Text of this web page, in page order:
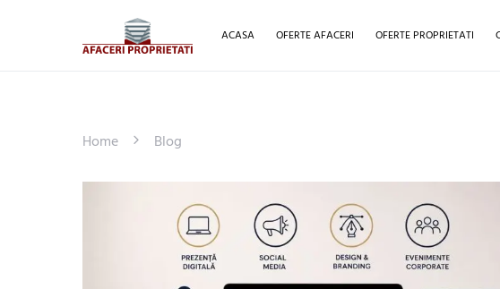
ACASA OFERTE AFACERI OFERTE PROPRIETATI
Home Blog